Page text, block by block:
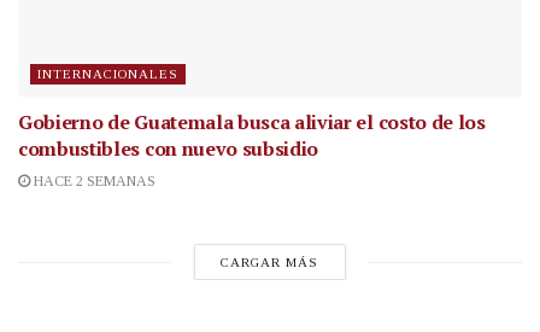
INTERNACIONALES
Gobierno de Guatemala busca aliviar el costo de los
combustibles con nuevo subsidio
HACE 2 SEMANAS
CARGAR MÁS